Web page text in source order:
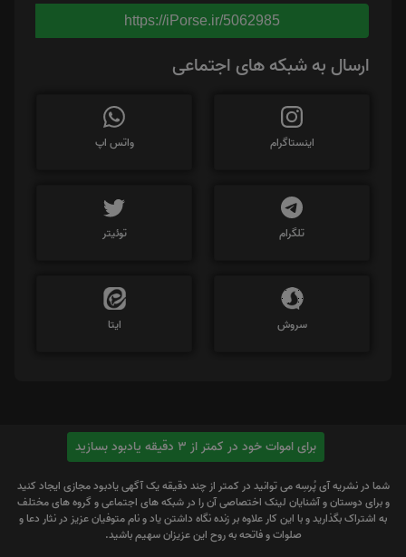
https://iPorse.ir/5062985
ارسال به شبکه های اجتماعی
اینستاگرام واتس اپ
تلگرام توئیتر
سروش ایتا
برای اموات خود در کمتر از 3 دقیقه یادبود بسازید
شما در نشریه آی پُرسِه می توانید در کمتر از چند دقیقه یک آگهی یادبود مجازی ایجاد کنید
و برای دوستان و آشنایان لینک اختصاصی آن را در شبکه های اجتماعی و گروه های مختلف
به اشتراک بگذارید و با این کار علاوه بر زنده نگاه داشتن یاد و نام متوفیان عزیز در نثار دعا و
صلوات و فاتحه به روح این عزیزان سهیم باشید.